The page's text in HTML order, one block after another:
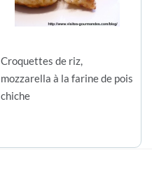
Croquettes de riz,
mozzarella à la farine de pois
chiche